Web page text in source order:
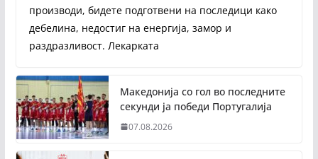
производи, бидете подготвени на последици како
дебелина, недостиг на енергија, замор и
раздразливост. Лекарката
Македонија со гол во последните
секунди ја победи Португалија
07.08.2026